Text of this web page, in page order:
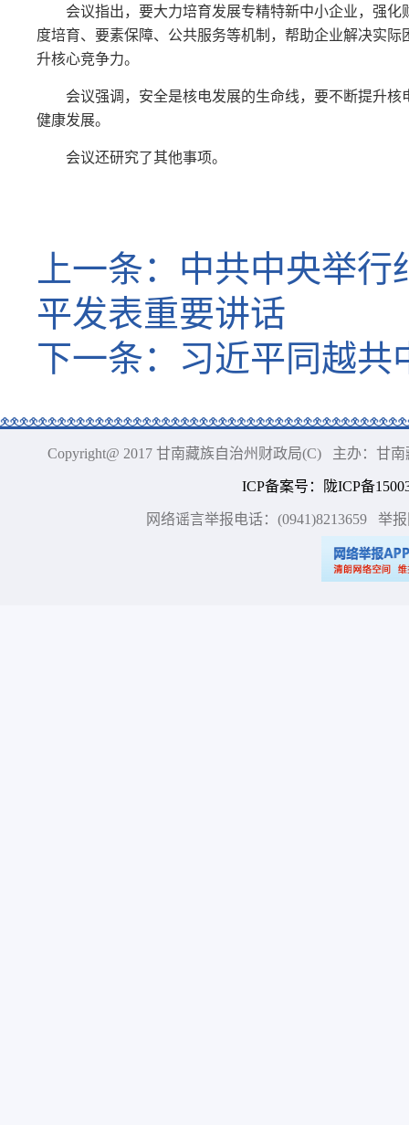
会议指出，要大力培育发展专精特新中小企业，强
度培育、要素保障、公共服务等机制，帮助企业解决实
升核心竞争力。
会议强调，安全是核电发展的生命线，要不断提升
健康发展。
会议还研究了其他事项。
上一条： 中共中央举行
平发表重要讲话
下一条： 习近平同越共
Copyright@ 2017 甘南藏族自治州财政局(C) 主办：甘
ICP备案号 ： 陇ICP备
网络谣言举报电话：(0941)8213659 举报